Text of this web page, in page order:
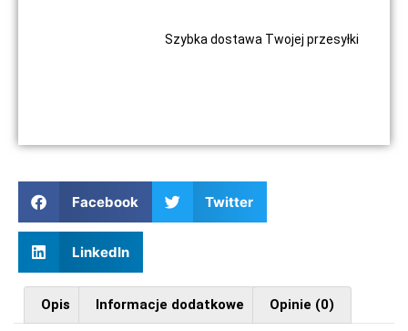
Facebook Twitter
LinkedIn
Szybka dostawa Twojej przesyłki
Opis Informacje dodatkowe Opinie (0)